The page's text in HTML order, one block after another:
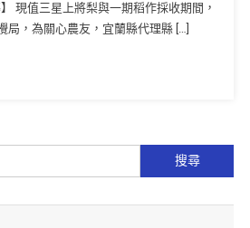
現值三星上將梨與一期稻作採收期間，
局，為關心農友，宜蘭縣代理縣 […]